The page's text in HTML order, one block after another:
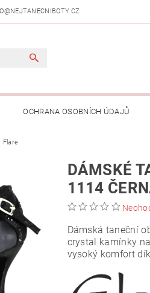
OCHRANA OSOBNÍCH ÚDAJŮ
Flare
DÁMSKÉ
1114
Dámská taneční
crystal kamínky
vysoký komfort